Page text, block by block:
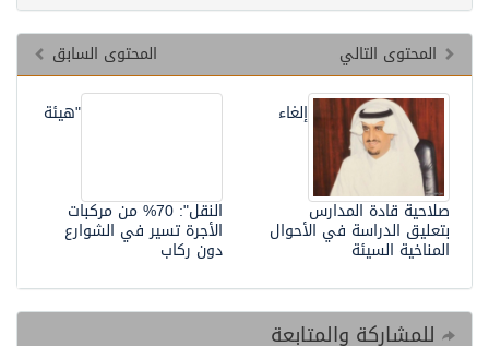
المحتوى السابق
المحتوى التالي
"هيئة
النقل": 70% من مركبات
الأجرة تسير في الشوارع
دون ركاب
إلغاء
صلاحية قادة المدارس
بتعليق الدراسة في الأحوال
المناخية السيئة
للمشاركة والمتابعة